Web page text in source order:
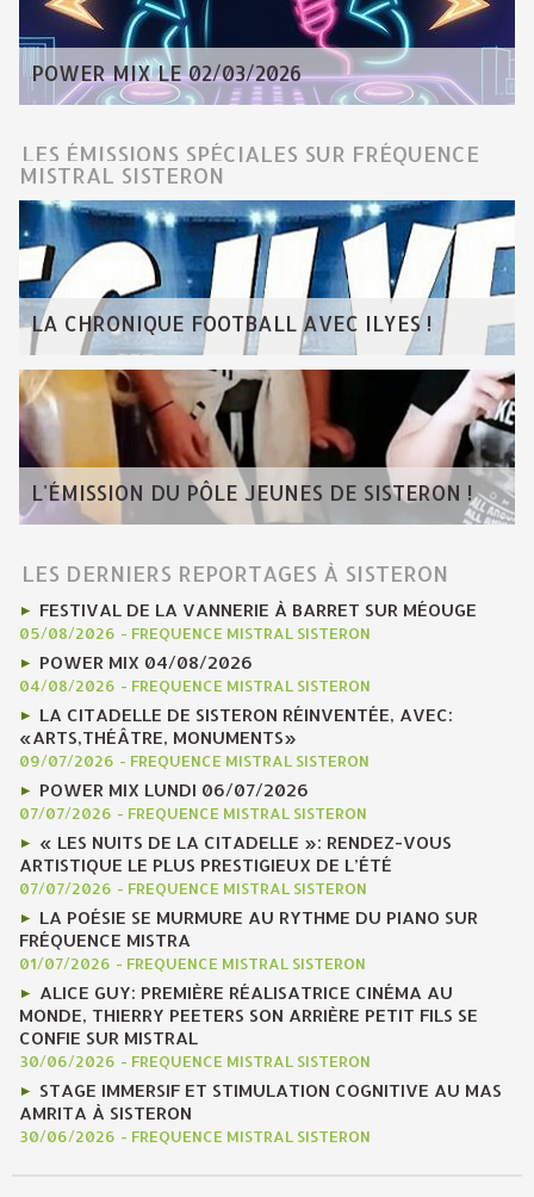
POWER MIX LE 02/03/2026
LES ÉMISSIONS SPÉCIALES SUR FRÉQUENCE
MISTRAL SISTERON
LA CHRONIQUE FOOTBALL AVEC ILYES !
L'ÉMISSION DU PÔLE JEUNES DE SISTERON !
LES DERNIERS REPORTAGES À SISTERON
FESTIVAL DE LA VANNERIE À BARRET SUR MÉOUGE
05/08/2026 - FREQUENCE MISTRAL SISTERON
POWER MIX 04/08/2026
04/08/2026 - FREQUENCE MISTRAL SISTERON
LA CITADELLE DE SISTERON RÉINVENTÉE, AVEC:
«ARTS,THÉÂTRE, MONUMENTS»
09/07/2026 - FREQUENCE MISTRAL SISTERON
POWER MIX LUNDI 06/07/2026
07/07/2026 - FREQUENCE MISTRAL SISTERON
« LES NUITS DE LA CITADELLE »: RENDEZ-VOUS
ARTISTIQUE LE PLUS PRESTIGIEUX DE L’ÉTÉ
07/07/2026 - FREQUENCE MISTRAL SISTERON
LA POÉSIE SE MURMURE AU RYTHME DU PIANO SUR
FRÉQUENCE MISTRA
01/07/2026 - FREQUENCE MISTRAL SISTERON
ALICE GUY: PREMIÈRE RÉALISATRICE CINÉMA AU
MONDE, THIERRY PEETERS SON ARRIÈRE PETIT FILS SE
CONFIE SUR MISTRAL
30/06/2026 - FREQUENCE MISTRAL SISTERON
STAGE IMMERSIF ET STIMULATION COGNITIVE AU MAS
AMRITA À SISTERON
30/06/2026 - FREQUENCE MISTRAL SISTERON